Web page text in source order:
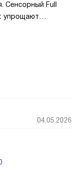
Сенсорный Full
упрощают
облегчают
и
04.05.2026